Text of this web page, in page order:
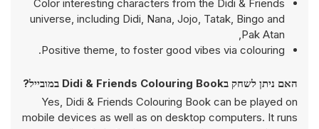
Color interesting characters from the Didi & Friends
universe, including Didi, Nana, Jojo, Tatak, Bingo and
Pak Atan,
Positive theme, to foster good vibes via colouring.
האם ניתן לשחק בDidi & Friends Colouring Book במובייל?
Yes, Didi & Friends Colouring Book can be played on
mobile devices as well as on desktop computers. It runs